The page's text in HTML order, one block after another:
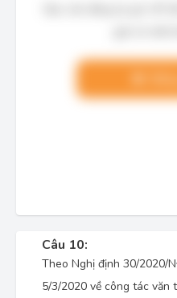
Câu 10:
Theo Nghị định 30/2020/
5/3/2020 về công tác văn